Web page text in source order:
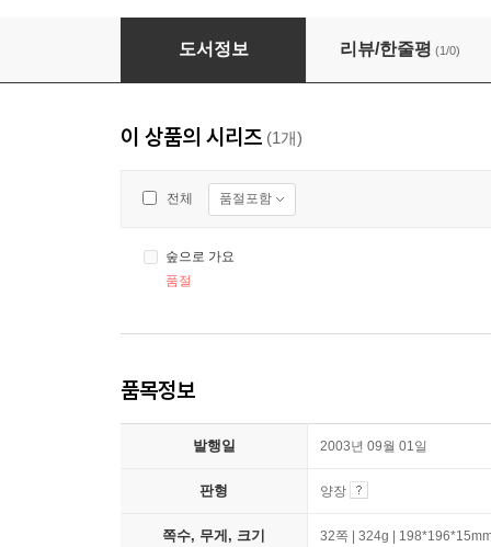
꼬마박사의 신기한 발견 아름다운 우주의 비밀
도서정보 리뷰/한줄평 (1/0)
이 상품의 시리즈 (1개)
전체 품절포함
숲으로 가요
품절
품목정보
발행일 2003년 09월 01일
판형 양장
쪽수, 무게, 크기 32쪽 | 324g |